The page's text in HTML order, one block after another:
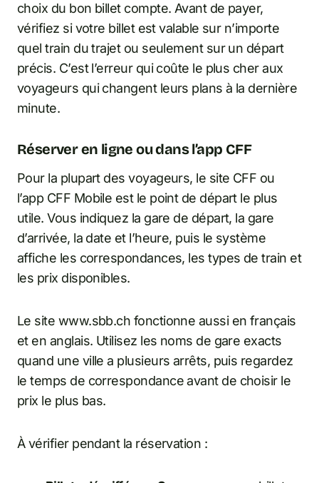
choix du bon billet compte. Avant de payer,
vérifiez si votre billet est valable sur n’importe
quel train du trajet ou seulement sur un départ
précis. C’est l’erreur qui coûte le plus cher aux
voyageurs qui changent leurs plans à la dernière
minute.
Réserver en ligne ou dans l’app CFF
Pour la plupart des voyageurs, le site CFF ou
l’app CFF Mobile est le point de départ le plus
utile. Vous indiquez la gare de départ, la gare
d’arrivée, la date et l’heure, puis le système
affiche les correspondances, les types de train et
les prix disponibles.
Le site www.sbb.ch fonctionne aussi en français
et en anglais. Utilisez les noms de gare exacts
quand une ville a plusieurs arrêts, puis regardez
le temps de correspondance avant de choisir le
prix le plus bas.
À vérifier pendant la réservation :